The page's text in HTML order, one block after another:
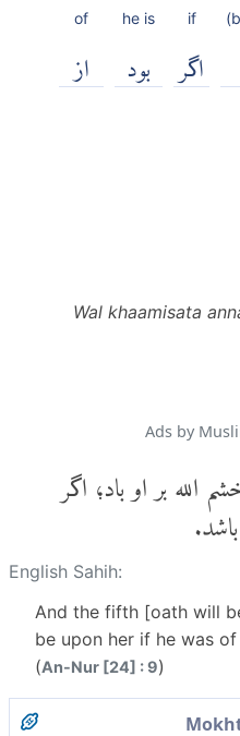
if
اگر
he is
بود
of
از
Wal khaamisata
Ads by
بر او باد؛ اگر
English Sahih:
And the fifth [oath will
be upon her if he was
(An-Nur [24] : 9)